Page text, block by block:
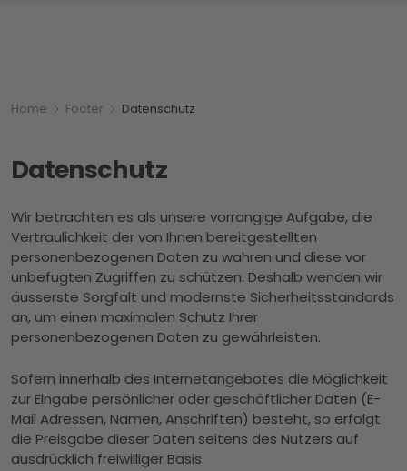
Breadcrumbnavigation
Sie befinden sich hier:
Home Footer Datenschutz
Datenschutz
Wir betrachten es als unsere vorrangige Aufgabe, die
Vertraulichkeit der von Ihnen bereitgestellten
personenbezogenen Daten zu wahren und diese vor
unbefugten Zugriffen zu schützen. Deshalb wenden wir
äusserste Sorgfalt und modernste Sicherheitsstandards
an, um einen maximalen Schutz Ihrer
personenbezogenen Daten zu gewährleisten.
Sofern innerhalb des Internetangebotes die Möglichkeit
zur Eingabe persönlicher oder geschäftlicher Daten (E-
Mail Adressen, Namen, Anschriften) besteht, so erfolgt
die Preisgabe dieser Daten seitens des Nutzers auf
ausdrücklich freiwilliger Basis.